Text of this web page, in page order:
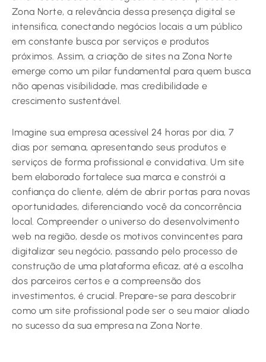
Zona Norte, a relevância dessa presença digital se
intensifica, conectando negócios locais a um público
em constante busca por serviços e produtos
próximos. Assim, a criação de sites na Zona Norte
emerge como um pilar fundamental para quem busca
não apenas visibilidade, mas credibilidade e
crescimento sustentável.
Imagine sua empresa acessível 24 horas por dia, 7
dias por semana, apresentando seus produtos e
serviços de forma profissional e convidativa. Um site
bem elaborado fortalece sua marca e constrói a
confiança do cliente, além de abrir portas para novas
oportunidades, diferenciando você da concorrência
local. Compreender o universo do desenvolvimento
web na região, desde os motivos convincentes para
digitalizar seu negócio, passando pelo processo de
construção de uma plataforma eficaz, até a escolha
dos parceiros certos e a compreensão dos
investimentos, é crucial. Prepare-se para descobrir
como um site profissional pode ser o seu maior aliado
no sucesso da sua empresa na Zona Norte.